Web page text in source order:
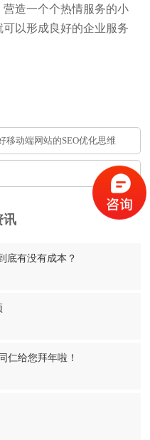
造一个个热情服务的小
以形成良好的企业服务
移动端网站的SEO优化思维
讯
底有没有成本？
仁给您拜年啦！